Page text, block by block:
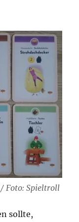
Foto: Spieltroll
sollte,